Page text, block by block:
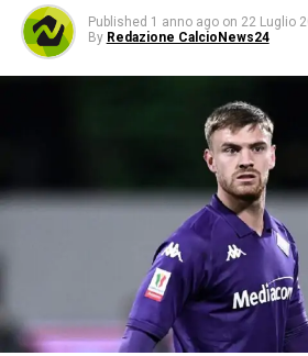
Published 1 anno ago on 22 Luglio
By Redazione CalcioNews24